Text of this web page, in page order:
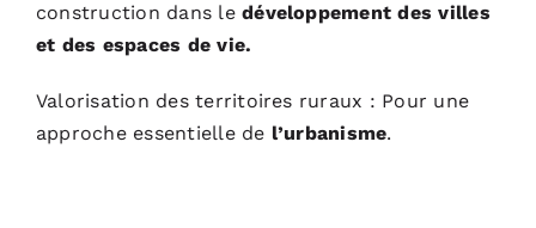
construction dans ledéveloppement des villes
et des espaces de vie.
Valorisation des territoires ruraux : Pour une
approche essentielle de l’urbanisme.